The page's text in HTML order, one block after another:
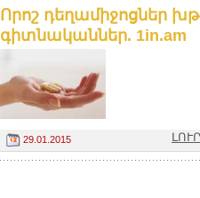
Որոշ դեղամիջոցներ
գիտնականներ. 1in.am
29.01.2015